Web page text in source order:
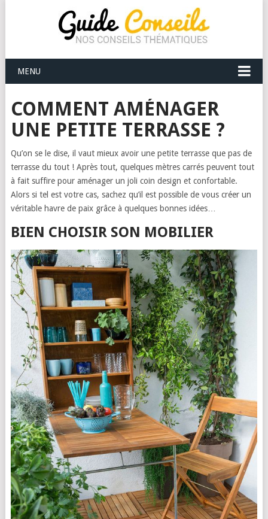
MENU
COMMENT AMÉNAGER
UNE PETITE TERRASSE ?
Qu’on se le dise, il vaut mieux avoir une petite terrasse que pas de
terrasse du tout ! Après tout, quelques mètres carrés peuvent tout
à fait suffire pour aménager un joli coin design et confortable.
Alors si tel est votre cas, sachez qu’il est possible de vous créer un
véritable havre de paix grâce à quelques bonnes idées…
BIEN CHOISIR SON MOBILIER